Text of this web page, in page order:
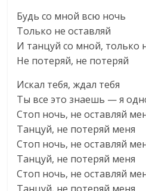
Будь со мной всю ночь
Только не оставляй
И танцуй со мной, только
Не потеряй, не потеряй
Искал тебя, ждал тебя
Tы все это знаешь — я
Стоп ночь, не оставляй
Танцуй, не потеряй меня
Стоп ночь, не оставляй
Танцуй, не потеряй меня
Стоп ночь, не оставляй